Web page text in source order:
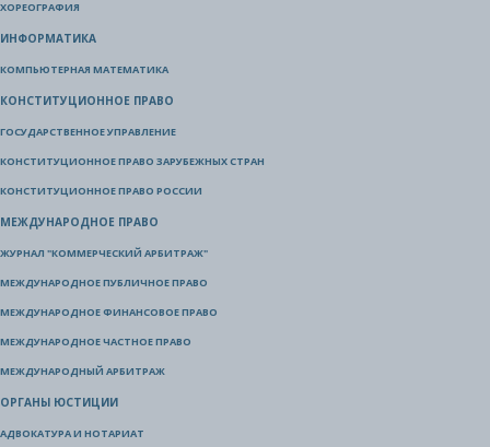
ХОРЕОГРАФИЯ
ИНФОРМАТИКА
КОМПЬЮТЕРНАЯ МАТЕМАТИКА
КОНСТИТУЦИОННОЕ ПРАВО
ГОСУДАРСТВЕННОЕ УПРАВЛЕНИЕ
КОНСТИТУЦИОННОЕ ПРАВО ЗАРУБЕЖНЫХ СТРАН
КОНСТИТУЦИОННОЕ ПРАВО РОССИИ
МЕЖДУНАРОДНОЕ ПРАВО
ЖУРНАЛ "КОММЕРЧЕСКИЙ АРБИТРАЖ"
МЕЖДУНАРОДНОЕ ПУБЛИЧНОЕ ПРАВО
МЕЖДУНАРОДНОЕ ФИНАНСОВОЕ ПРАВО
МЕЖДУНАРОДНОЕ ЧАСТНОЕ ПРАВО
МЕЖДУНАРОДНЫЙ АРБИТРАЖ
ОРГАНЫ ЮСТИЦИИ
АДВОКАТУРА И НОТАРИАТ